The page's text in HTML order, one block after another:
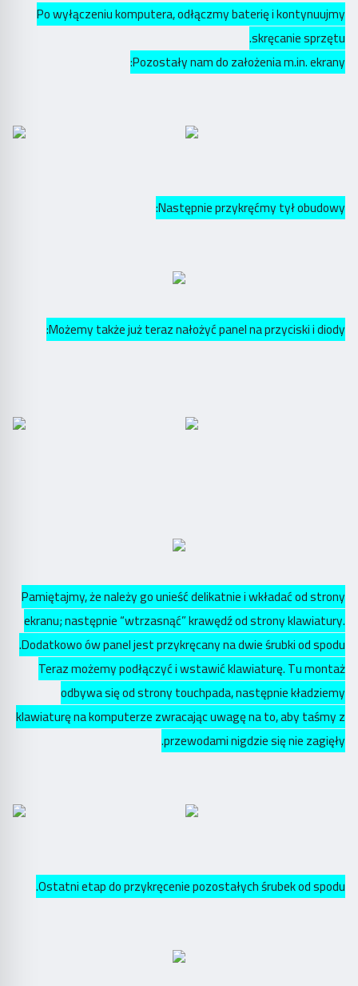
Po wyłączeniu komputera, odłączmy baterię i kontynuujmy
skręcanie sprzętu.
Pozostały nam do założenia m.in. ekrany:
Następnie przykręćmy tył obudowy:
Możemy także już teraz nałożyć panel na przyciski i diody:
Pamiętajmy, że należy go unieść delikatnie i wkładać od strony
ekranu; następnie “wtrzasnąć” krawędź od strony klawiatury.
Dodatkowo ów panel jest przykręcany na dwie śrubki od spodu.
Teraz możemy podłączyć i wstawić klawiaturę. Tu montaż
odbywa się od strony touchpada, następnie kładziemy
klawiaturę na komputerze zwracając uwagę na to, aby taśmy z
przewodami nigdzie się nie zagięły.
Ostatni etap do przykręcenie pozostałych śrubek od spodu.